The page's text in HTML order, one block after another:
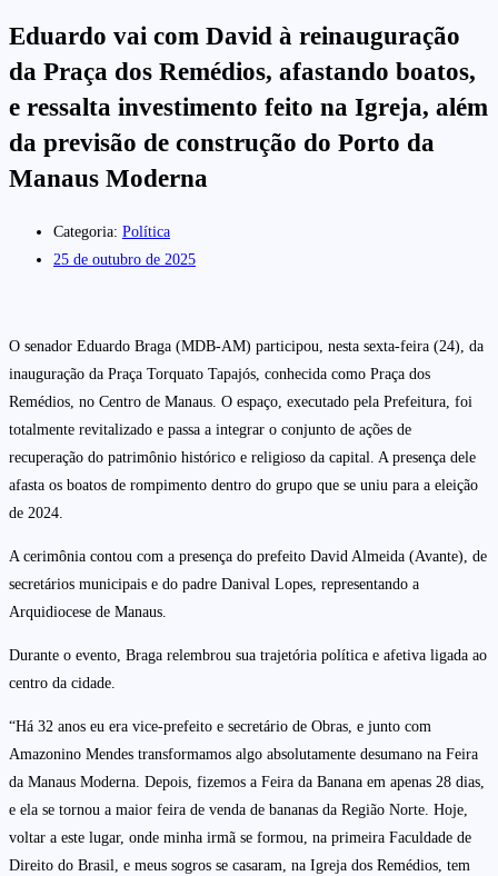
Eduardo vai com David à reinauguração
da Praça dos Remédios, afastando boatos,
e ressalta investimento feito na Igreja, além
da previsão de construção do Porto da
Manaus Moderna
Categoria: Política
25 de outubro de 2025
O senador Eduardo Braga (MDB-AM) participou, nesta sexta-feira (24), da
inauguração da Praça Torquato Tapajós, conhecida como Praça dos
Remédios, no Centro de Manaus. O espaço, executado pela Prefeitura, foi
totalmente revitalizado e passa a integrar o conjunto de ações de
recuperação do patrimônio histórico e religioso da capital. A presença dele
afasta os boatos de rompimento dentro do grupo que se uniu para a eleição
de 2024.
A cerimônia contou com a presença do prefeito David Almeida (Avante), de
secretários municipais e do padre Danival Lopes, representando a
Arquidiocese de Manaus.
Durante o evento, Braga relembrou sua trajetória política e afetiva ligada ao
centro da cidade.
“Há 32 anos eu era vice-prefeito e secretário de Obras, e junto com
Amazonino Mendes transformamos algo absolutamente desumano na Feira
da Manaus Moderna. Depois, fizemos a Feira da Banana em apenas 28 dias,
e ela se tornou a maior feira de venda de bananas da Região Norte. Hoje,
voltar a este lugar, onde minha irmã se formou, na primeira Faculdade de
Direito do Brasil, e meus sogros se casaram, na Igreja dos Remédios, tem